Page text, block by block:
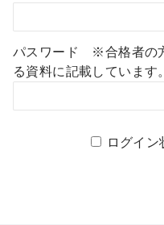
パスワード ※合格者の
る資料に記載しています。
ログイン